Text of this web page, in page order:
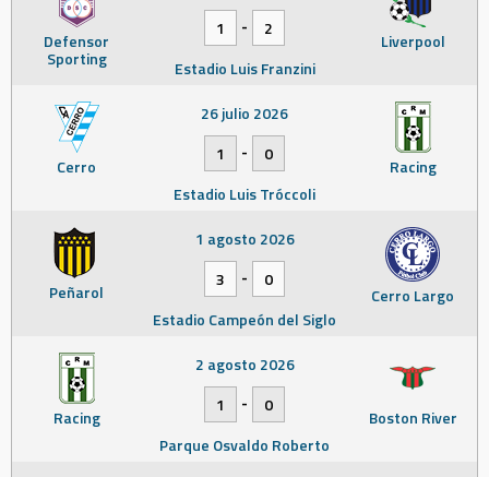
Defensor
Sporting
Liverpool
1
-
2
Estadio Luis Franzini
Cerro Racing
26 julio 2026
1
-
0
Estadio Luis Tróccoli
Peñarol Cerro Largo
1 agosto 2026
3
-
0
Estadio Campeón del Siglo
Racing Boston River
2 agosto 2026
1
-
0
Parque Osvaldo Roberto